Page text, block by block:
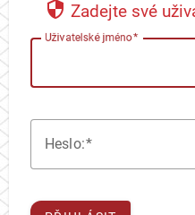
Zadejte své
Uživatelské jméno
Heslo: